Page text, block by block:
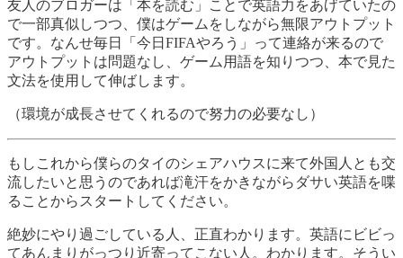
友人のブロガーは「本を読む」ことで英語力をあげていたの
で一部真似しつつ、僕はゲームをしながら無限アウトプット
です。なんせ毎日「今日FIFAやろう」って連絡が来るので
アウトプットは問題なし、ゲーム用語を知りつつ、本で見た
文法を使用して伸ばします。
（環境が成長させてくれるので努力の必要なし）
もしこれから僕らのタイのシェアハウスに来て外国人とも交
流したいと思うのであれば滝汗をかきながらダサい英語を喋
ることからスタートしてください。
絶妙にやり過ごしている人、正直わかります。英語にビビっ
てあんまりがっつり近寄ってこない人。わかります。そうい